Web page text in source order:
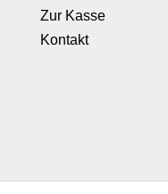
Zur Kasse
Kontakt